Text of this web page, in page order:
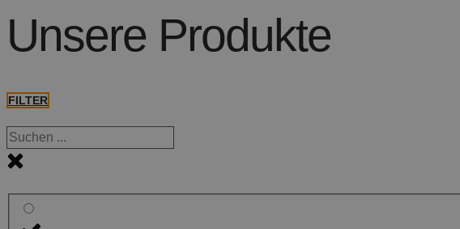
Unsere Produkte
FILTER